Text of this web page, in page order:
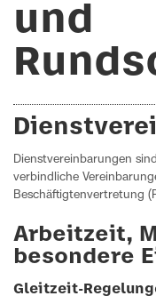
und
Dienstvereinbarungen
verbindliche
Beschäftigtenvertretung
Arbeitzeit,
besondere
Gleitzeit-